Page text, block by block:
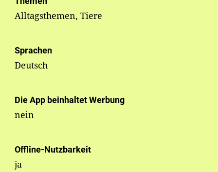
Alltagsthemen, Tiere
Sprachen
Deutsch
Die App beinhaltet Werbung
nein
Offline-Nutzbarkeit
ja